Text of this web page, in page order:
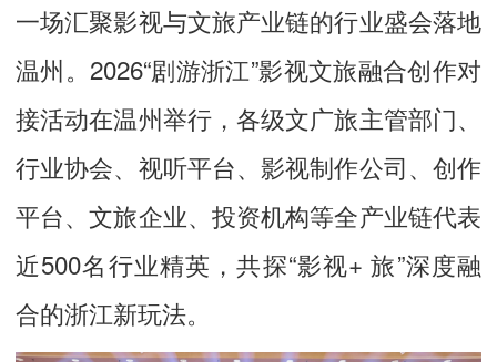
一场汇聚影视与文旅产业链的行业盛会落地
温州。2026“剧游浙江”影视文旅融合创作对
接活动在温州举行，各级文广旅主管部门、
行业协会、视听平台、影视制作公司、创作
平台、文旅企业、投资机构等全产业链代表
近500名行业精英，共探“影视+ 旅”深度融
合的浙江新玩法。